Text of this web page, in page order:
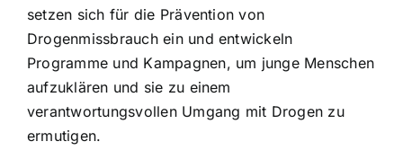
setzen sich für die Prävention von
Drogenmissbrauch ein und entwickeln
Programme und Kampagnen, um junge Menschen
aufzuklären und sie zu einem
verantwortungsvollen Umgang mit Drogen zu
ermutigen.